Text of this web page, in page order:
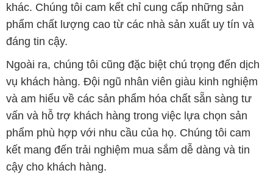
khác. Chúng tôi cam kết chỉ cung cấp những sản
phẩm chất lượng cao từ các nhà sản xuất uy tín và
đáng tin cậy.
Ngoài ra, chúng tôi cũng đặc biệt chú trọng đến dịch
vụ khách hàng. Đội ngũ nhân viên giàu kinh nghiệm
và am hiểu về các sản phẩm hóa chất sẵn sàng tư
vấn và hỗ trợ khách hàng trong việc lựa chọn sản
phẩm phù hợp với nhu cầu của họ. Chúng tôi cam
kết mang đến trải nghiệm mua sắm dễ dàng và tin
cậy cho khách hàng.